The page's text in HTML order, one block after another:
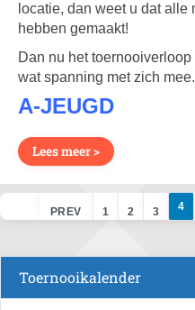
locatie, dan weet u dat
hebben gemaakt!
Dan nu het
wat spanning met zich mee.
A-JEUGD
Lees meer >
PREV 1 2 3 4
Toernooikalender